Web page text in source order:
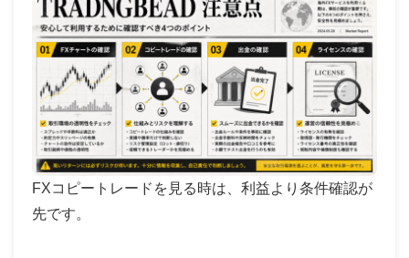
FXコピートレードを見る時は、利益より条件確認が
先です。